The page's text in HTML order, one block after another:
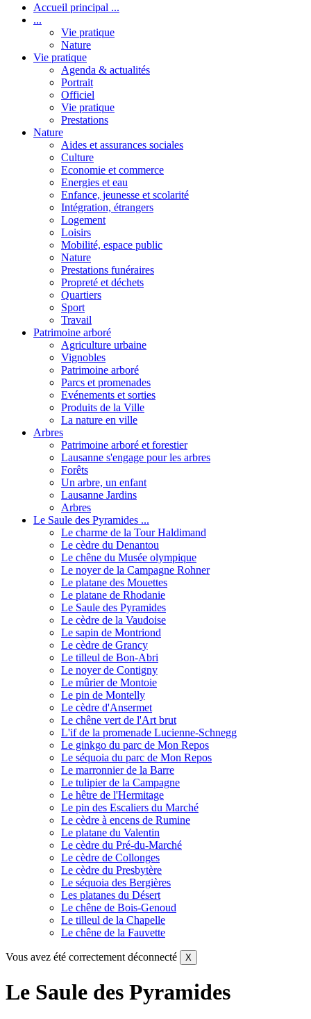
Accueil principal ...
...
Vie pratique
Nature
Vie pratique
Agenda & actualités
Portrait
Officiel
Vie pratique
Prestations
Nature
Aides et assurances sociales
Culture
Economie et commerce
Energies et eau
Enfance, jeunesse et scolarité
Intégration, étrangers
Logement
Loisirs
Mobilité, espace public
Nature
Prestations funéraires
Propreté et déchets
Quartiers
Sport
Travail
Patrimoine arboré
Agriculture urbaine
Vignobles
Patrimoine arboré
Parcs et promenades
Evénements et sorties
Produits de la Ville
La nature en ville
Arbres
Patrimoine arboré et forestier
Lausanne s'engage pour les arbres
Forêts
Un arbre, un enfant
Lausanne Jardins
Arbres
Le Saule des Pyramides ...
Le charme de la Tour Haldimand
Le cèdre du Denantou
Le chêne du Musée olympique
Le noyer de la Campagne Rohner
Le platane des Mouettes
Le platane de Rhodanie
Le Saule des Pyramides
Le cèdre de la Vaudoise
Le sapin de Montriond
Le cèdre de Grancy
Le tilleul de Bon-Abri
Le noyer de Contigny
Le mûrier de Montoie
Le pin de Montelly
Le cèdre d'Ansermet
Le chêne vert de l'Art brut
L'if de la promenade Lucienne-Schnegg
Le ginkgo du parc de Mon Repos
Le séquoia du parc de Mon Repos
Le marronnier de la Barre
Le tulipier de la Campagne
Le hêtre de l'Hermitage
Le pin des Escaliers du Marché
Le cèdre à encens de Rumine
Le platane du Valentin
Le cèdre du Pré-du-Marché
Le cèdre de Collonges
Le cèdre du Presbytère
Le séquoia des Bergières
Les platanes du Désert
Le chêne de Bois-Genoud
Le tilleul de la Chapelle
Le chêne de la Fauvette
Vous avez été correctement déconnecté X
Le Saule des Pyramides